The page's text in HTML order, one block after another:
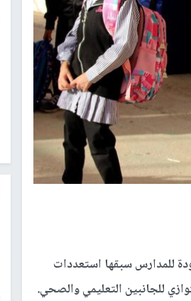
للمدارس سبقها استعددات
للجانبين التعليمي والصحي.